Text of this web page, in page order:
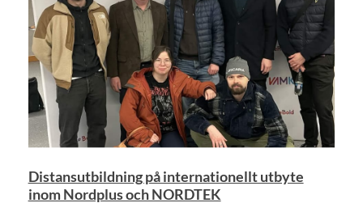
Distansutbildning på internationellt utbyte
inom Nordplus och NORDTEK